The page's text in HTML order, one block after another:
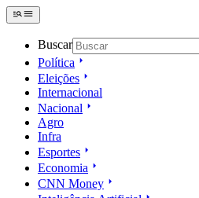
Buscar
Política
Eleições
Internacional
Nacional
Agro
Infra
Esportes
Economia
CNN Money